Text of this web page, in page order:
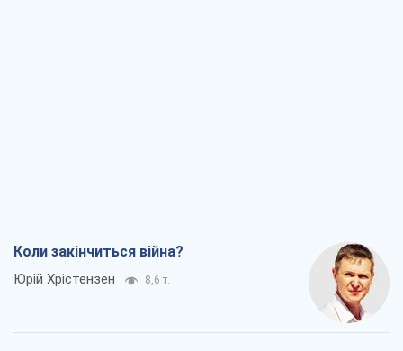
Коли закінчиться війна?
Юрій Хрістензен 8,6 т.